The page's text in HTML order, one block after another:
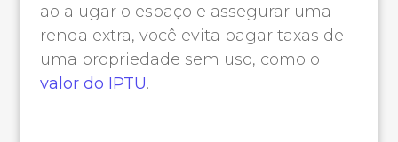
ao alugar o espaço e assegurar uma
renda extra, você evita pagar taxas de
uma propriedade sem uso, como o
valor do IPTU.